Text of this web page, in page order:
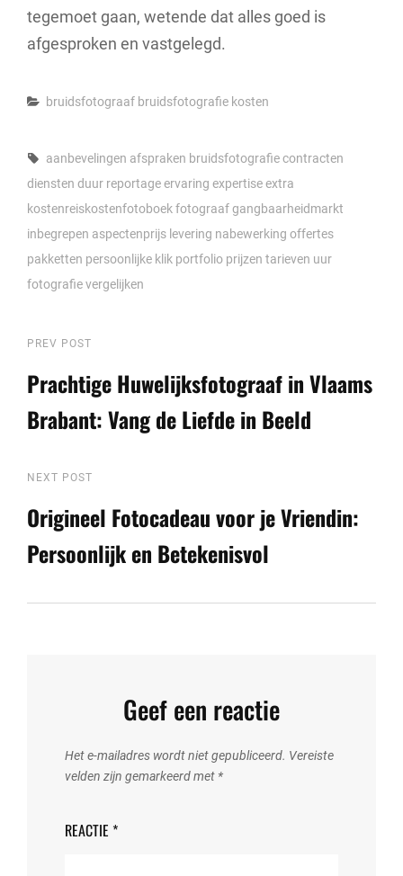
tegemoet gaan, wetende dat alles goed is
afgesproken en vastgelegd.
Categories
bruidsfotograaf bruidsfotografie kosten
Tags,
aanbevelingen afspraken bruidsfotografiecontracten
diensten duur reportageervaring expertiseextra
kostenreiskostenfotoboekfotograafgangbaarheidmarkt
inbegrepen aspectenprijs levering nabewerking offertes
pakketten persoonlijke klik portfolio prijzen tarieven uur
fotografievergelijken
Berichtnavigatie
Previous
Post
PREV POST
Prachtige Huwelijksfotograaf in Vlaams
Brabant: Vang de Liefde in Beeld
Next
Post
NEXT POST
Origineel Fotocadeau voor je Vriendin:
Persoonlijk en Betekenisvol
Geef een reactie
Het e-mailadres wordt niet gepubliceerd. Vereiste
velden zijn gemarkeerd met *
REACTIE *